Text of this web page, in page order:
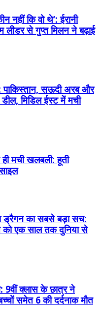
नहीं कि वो थे’: ईरानी
लीडर से गुप्त मिलन ने बढ़ाई
पाकिस्तान, सऊदी अरब और
मिडिल ईस्ट में मची
मची खलबली: हूती
ड्रैगन का सबसे बड़ा सच:
को एक साल तक दुनिया से
क्लास के छात्र ने
समेत 6 की दर्दनाक मौत